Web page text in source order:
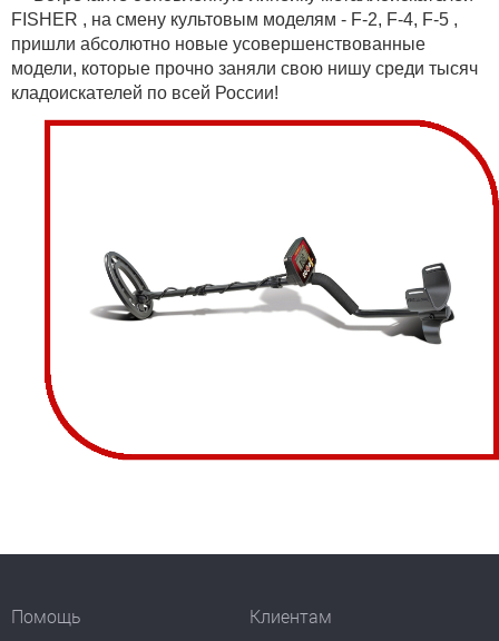
FISHER , на смену культовым моделям - F-2, F-4, F-5 ,
пришли абсолютно новые усовершенствованные
модели, которые прочно заняли свою нишу среди тысяч
кладоискателей по всей России!
Помощь Клиентам